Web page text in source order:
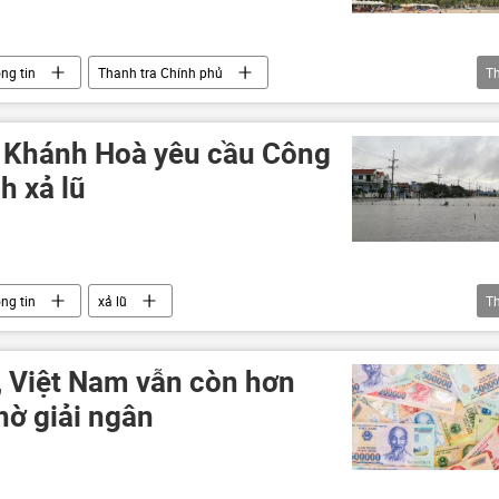
tin
Thanh tra Chính phủ
Trang sai phạm Pháp luật
Hoà yêu cầu Công
xả lũ
tin
xả lũ
ở Việt Nam
lũ lụt Xã hội
Chính trị
lụt Pháp luật
Nam vẫn còn hơn
giải ngân